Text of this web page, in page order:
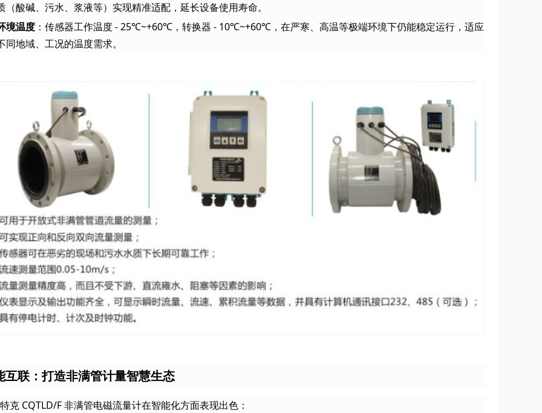
（酸碱、污水、浆液等）实现精准适配，延长设备使用寿命。
境温度 ：传感器工作温度 - 25℃~+60℃，转换器 - 10℃~+60℃，在严寒、高温等极端环境下仍能稳定运行，适应
同地域、工况的温度需求。
互联：打造非满管计量智慧生态
克 CQTLD/F 非满管电磁流量计在智能化方面表现出色：